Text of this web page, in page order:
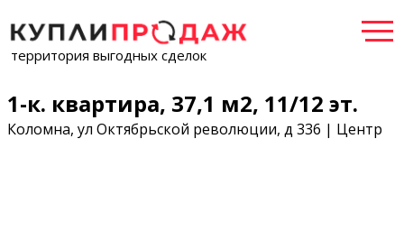
территория выгодных сделок
1-к. квартира, 37,1 м2, 11/12 эт.
Коломна, ул Октябрьской революции, д 336 | Центр